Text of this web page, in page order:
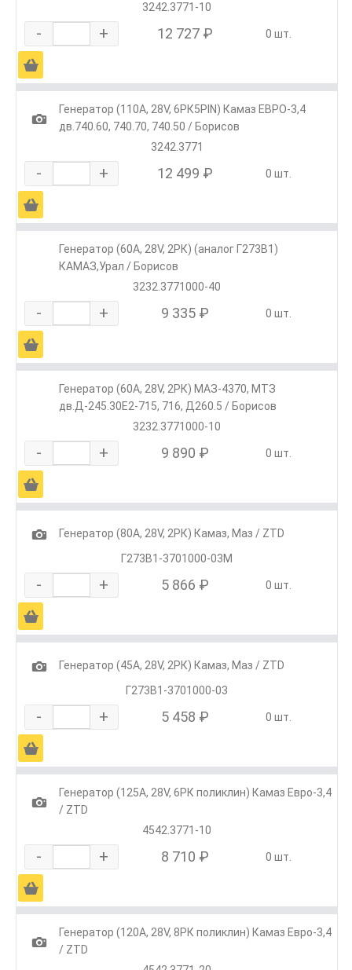
3242.3771-10
- + 12 727 ₽ 0 шт.
Ä
1
Генератор (110А, 28V, 6РК5PIN) Камаз ЕВРО-3,4
дв.740.60, 740.70, 740.50 / Борисов
3242.3771
- + 12 499 ₽ 0 шт.
Ä
Генератор (60А, 28V, 2РК) (аналог Г273В1)
КАМАЗ,Урал / Борисов
3232.3771000-40
- + 9 335 ₽ 0 шт.
Ä
Генератор (60А, 28V, 2РК) МАЗ-4370, МТЗ
дв.Д-245.30Е2-715, 716, Д260.5 / Борисов
3232.3771000-10
- + 9 890 ₽ 0 шт.
Ä
1
Генератор (80А, 28V, 2РК) Камаз, Маз / ZTD
Г273В1-3701000-03М
- + 5 866 ₽ 0 шт.
Ä
1
Генератор (45А, 28V, 2РК) Камаз, Маз / ZTD
Г273В1-3701000-03
- + 5 458 ₽ 0 шт.
Ä
1
Генератор (125А, 28V, 6РК поликлин) Камаз Евро-3,4
/ ZTD
4542.3771-10
- + 8 710 ₽ 0 шт.
Ä
1
Генератор (120А, 28V, 8РК поликлин) Камаз Евро-3,4
/ ZTD